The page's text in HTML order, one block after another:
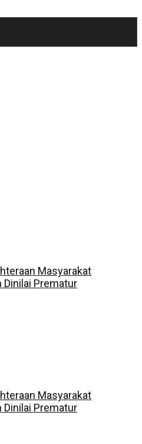
Masyarakat
Dinilai Prematur
Masyarakat
Dinilai Prematur